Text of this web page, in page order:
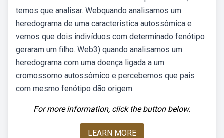
temos que analisar. Webquando analisamos um
heredograma de uma caracteristica autossômica e
vemos que dois indivíduos com determinado fenótipo
geraram um filho. Web3) quando analisamos um
heredograma com uma doença ligada a um
cromossomo autossômico e percebemos que pais
com mesmo fenótipo dão origem.
For more information, click the button below.
LEARN MORE